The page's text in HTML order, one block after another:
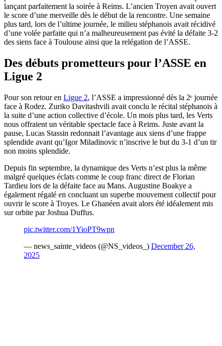
lançant parfaitement la soirée à Reims. L’ancien Troyen avait ouvert
le score d’une merveille dès le début de la rencontre. Une semaine
plus tard, lors de l’ultime journée, le milieu stéphanois avait récidivé
d’une volée parfaite qui n’a malheureusement pas évité la défaite 3-2
des siens face à Toulouse ainsi que la relégation de l’ASSE.
Des débuts prometteurs pour l’ASSE en
Ligue 2
Pour son retour en Ligue 2, l’ASSE a impressionné dès la 2ᵉ journée
face à Rodez. Zuriko Davitashvili avait conclu le récital stéphanois à
la suite d’une action collective d’école. Un mois plus tard, les Verts
nous offraient un véritable spectacle face à Reims. Juste avant la
pause, Lucas Stassin redonnait l’avantage aux siens d’une frappe
splendide avant qu’Igor Miladinovic n’inscrive le but du 3-1 d’un tir
non moins splendide.
Depuis fin septembre, la dynamique des Verts n’est plus la même
malgré quelques éclats comme le coup franc direct de Florian
Tardieu lors de la défaite face au Mans. Augustine Boakye a
également régalé en concluant un superbe mouvement collectif pour
ouvrir le score à Troyes. Le Ghanéen avait alors été idéalement mis
sur orbite par Joshua Duffus.
pic.twitter.com/1YioPT9wpn
— news_sainte_videos (@NS_videos_) December 26,
2025